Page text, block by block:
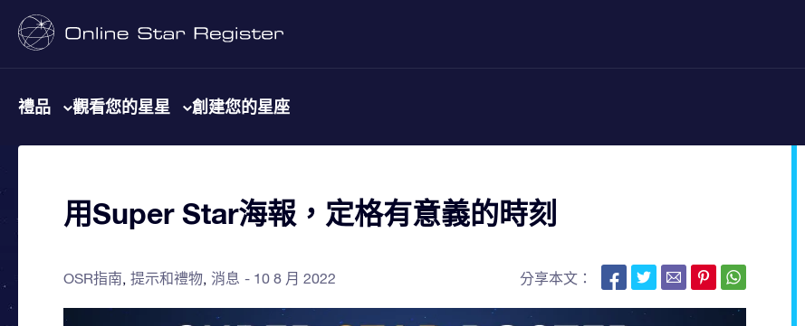
禮品 觀看您的星星 創建您的星座
用Super Star海報，定格有意義的時刻
OSR指南 提示和禮物 消息 10 8 月 2022 分享本文：